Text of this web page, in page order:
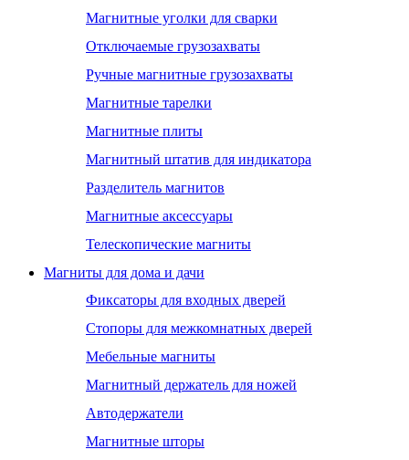
Магнитные уголки для сварки
Отключаемые грузозахваты
Ручные магнитные грузозахваты
Магнитные тарелки
Магнитные плиты
Магнитный штатив для индикатора
Разделитель магнитов
Магнитные аксессуары
Телескопические магниты
Магниты для дома и дачи
Фиксаторы для входных дверей
Стопоры для межкомнатных дверей
Мебельные магниты
Магнитный держатель для ножей
Автодержатели
Магнитные шторы